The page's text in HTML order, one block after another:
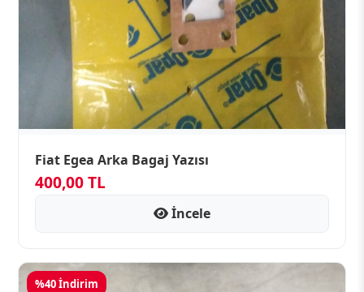
Fiat Egea Arka Bagaj Yazısı
400,00 TL
İncele
%40 İndirim